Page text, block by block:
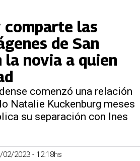
comparte las
de San
la novia a quien
comenzó una relación
Natalie Kuckenburg meses
su separación con Ines
02/2023 - 12:18hs